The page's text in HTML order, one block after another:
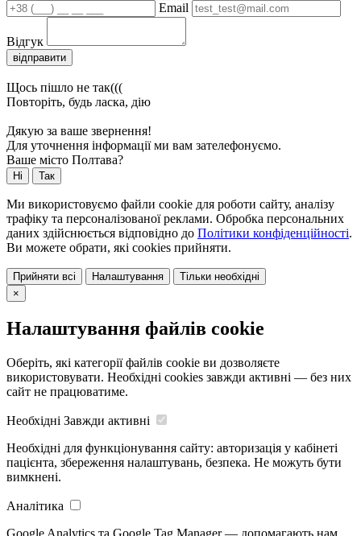
Email
Відгук
відправити
Щось пішло не так(((
Повторіть, будь ласка, дію
Дякую за ваше звернення!
Для уточнення інформації ми вам зателефонуємо.
Ваше місто Полтава?
Ні Так
Ми використовуємо файли cookie для роботи сайту, аналізу
трафіку та персоналізованої реклами. Обробка персональних
даних здійснюється відповідно до Політики конфіденційності.
Ви можете обрати, які cookies прийняти.
Прийняти всі Налаштування
Тільки необхідні
×
Налаштування файлів cookie
Оберіть, які категорії файлів cookie ви дозволяєте
використовувати. Необхідні cookies завжди активні — без них
сайт не працюватиме.
Необхідні Завжди активні
Необхідні для функціонування сайту: авторизація у кабінеті
пацієнта, збереження налаштувань, безпека. Не можуть бути
вимкнені.
Аналітика
Google Analytics та Google Tag Manager — допомагають нам